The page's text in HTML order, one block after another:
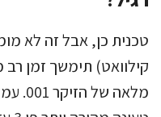
מלאה